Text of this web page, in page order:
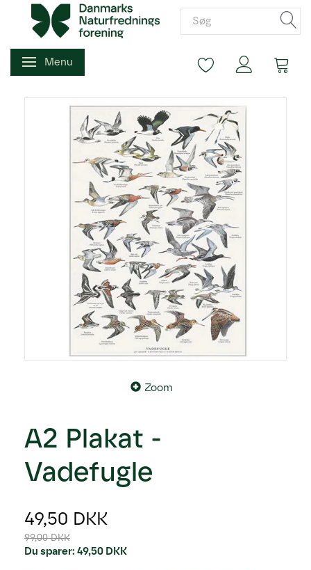
Skifte navigation
Menu
Zoom
A2 Plakat -
Vadefugle
49,50 DKK
99,00 DKK
Du sparer: 49,50 DKK